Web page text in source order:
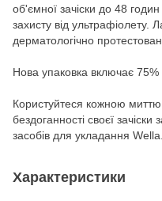
об'ємної зачіски до 48
захисту від ультрафіолету.
дерматологічно
Нова упаковка включає 75%
Користуйтеся кожною
бездоганності своєї
засобів для укладання Wellа.
Характеристики